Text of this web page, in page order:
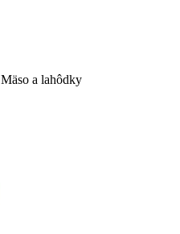
Mäso a lahôdky